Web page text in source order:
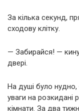
За кілька секунд,
сходову клітку.
— Забирайся! —
двері.
На душі було
уваги на розкидані
кімнати. За два